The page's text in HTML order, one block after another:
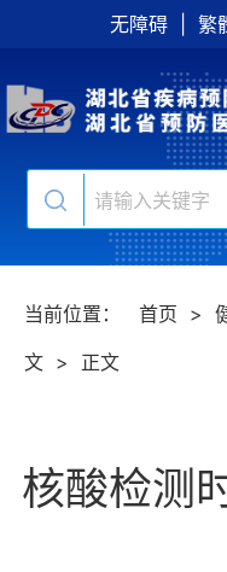
无障碍 繁
当前位置： 首页 >
文 > 正文
核酸检测